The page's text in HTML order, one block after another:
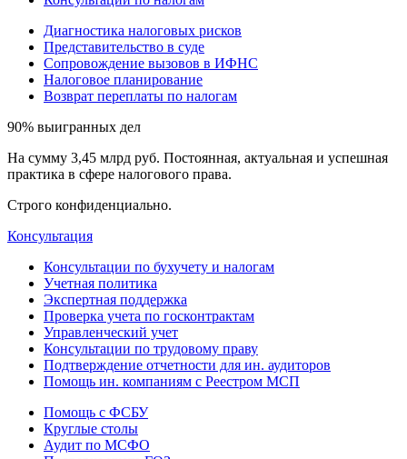
Диагностика налоговых рисков
Представительство в суде
Сопровождение вызовов в ИФНС
Налоговое планирование
Возврат переплаты по налогам
90% выигранных дел
На сумму 3,45 млрд руб. Постоянная, актуальная и успешная
практика в сфере налогового права.
Строго конфиденциально.
Консультация
Консультации по бухучету и налогам
Учетная политика
Экспертная поддержка
Проверка учета по госконтрактам
Управленческий учет
Консультации по трудовому праву
Подтверждение отчетности для ин. аудиторов
Помощь ин. компаниям с Реестром МСП
Помощь с ФСБУ
Круглые столы
Аудит по МСФО